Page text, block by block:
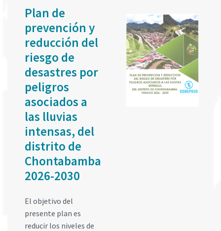
Plan de
prevención y
reducción del
riesgo de
desastres por
peligros
asociados a
las lluvias
intensas, del
distrito de
Chontabamba
2026-2030
El objetivo del
presente plan es
reducir los niveles de